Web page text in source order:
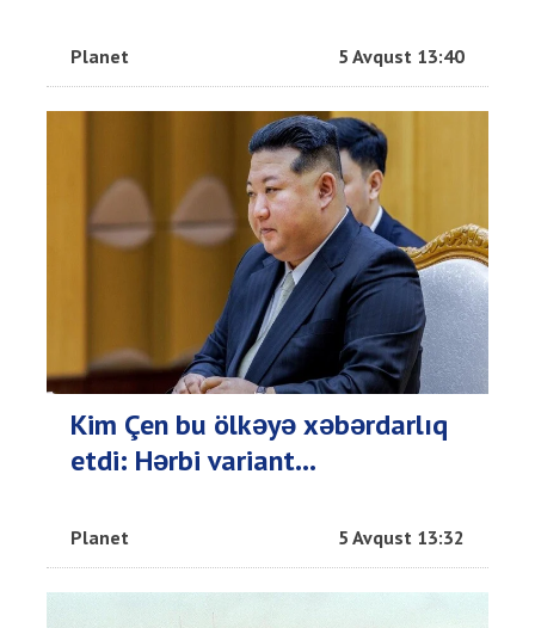
Planet 5 Avqust 13:40
Kim Çen bu ölkəyə xəbərdarlıq
etdi: Hərbi variant…
Planet 5 Avqust 13:32